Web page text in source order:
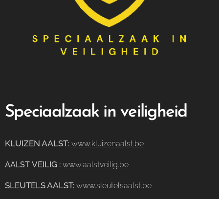
Speciaalzaak in veiligheid
KLUIZEN AALST: www.kluizenaalst.be
AALST VEILIG : www.aalstveilig.be
SLEUTELS AALST: www.sleutelsaalst.be